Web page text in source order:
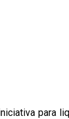
para